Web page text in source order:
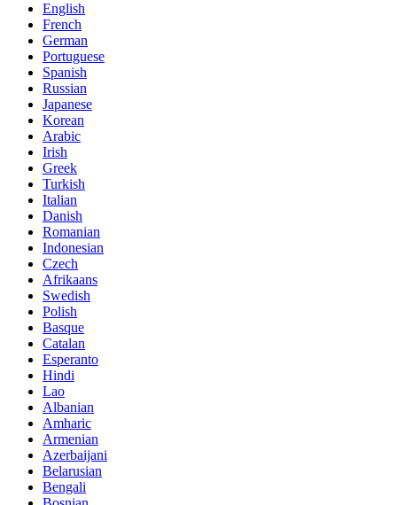
English
French
German
Portuguese
Spanish
Russian
Japanese
Korean
Arabic
Irish
Greek
Turkish
Italian
Danish
Romanian
Indonesian
Czech
Afrikaans
Swedish
Polish
Basque
Catalan
Esperanto
Hindi
Lao
Albanian
Amharic
Armenian
Azerbaijani
Belarusian
Bengali